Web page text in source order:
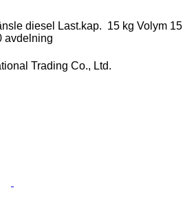
diesel Last.kap. 15 kg Volym 15
avdelning
Trading Co., Ltd.